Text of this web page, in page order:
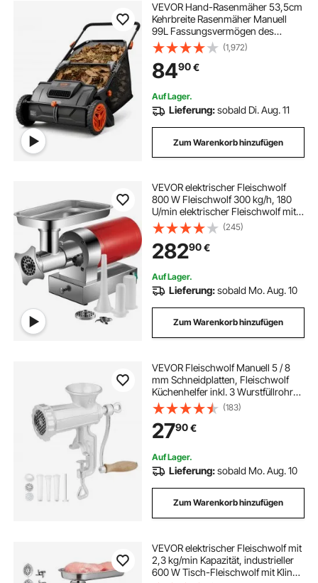
VEVOR Hand-Rasenmäher 53,5cm
Kehrbreite Rasenmäher Manuell
99L Fassungsvermögen des
Fangkorbs Spindelmäher
112x67x90cm Handspindelmäher
verstellbar zum Aufkehren von Laub
Grasschnitt kleinen Zweigen
(1,972)
8490€
Auf Lager.
Lieferung:sobald Di. Aug. 11
Zum Warenkorb hinzufügen
VEVOR elektrischer Fleischwolf
800 W Fleischwolf 300 kg/h, 180
U/min elektrischer Fleischwolf mit 2
Mahlplatten Wurstset, Fleischwolf
für hohe Beanspruchung
Fleischwolf kommerziell
gewerblich
(245)
28290€
Auf Lager.
Lieferung:sobald Mo. Aug. 10
Zum Warenkorb hinzufügen
VEVOR Fleischwolf Manuell 5 / 8
mm Schneidplatten, Fleischwolf
Küchenhelfer inkl. 3 Wurstfüllrohre
& Schubstange Fleischmaschine
Fleischwolf Hackfleisch Wurstfüller
Leicht zu reinigen Fleischwolf
(183)
2790€
Auf Lager.
Lieferung:sobald Mo. Aug. 10
Zum Warenkorb hinzufügen
VEVOR elektrischer Fleischwolf mit
2,3 kg/min Kapazität, industrieller
600 W Tisch-Fleischwolf mit Klinge